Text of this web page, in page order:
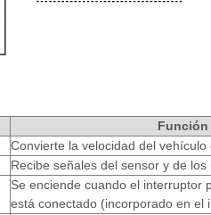
Función
Convierte la velocidad del vehículo
Recibe señales del sensor y de
Se enciende cuando el interruptor
está conectado (incorporado en el